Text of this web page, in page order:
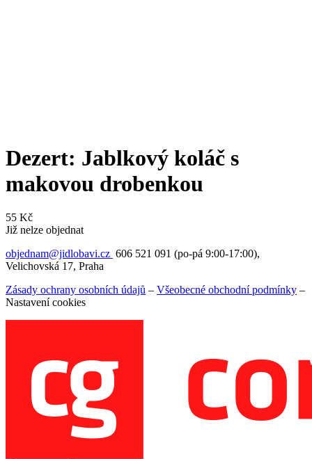
Dezert: Jablkový koláč s
makovou drobenkou
55 Kč
Již nelze objednat
objednam@jidlobavi.cz 606 521 091 (po-pá 9:00-17:00),
Velichovská 17, Praha
Zásady ochrany osobních údajů – Všeobecné obchodní podmínky –
Nastavení cookies